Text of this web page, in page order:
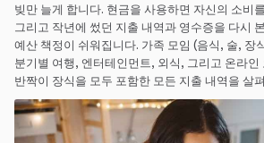
빚만 늘게 합니다. 현금을 사용하면 자신의 소비
그리고 작년에 썼던 지출 내역과 영수증을 다시
예산 책정이 쉬워집니다. 가족 모임 (음식, 술, 장
분기별 여행, 엔터테인먼트, 외식, 그리고 온라인
반짝이 장식을 모두 포함한 모든 지출 내역을 살